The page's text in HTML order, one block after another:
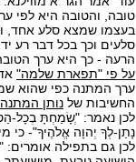
טובה, והטובה היא לפי
בעצמו שמצא סלע אחד,
סלעים וכך בכל דבר רע
הרעה - כך היא ערך
על פי "תפארת שלמה"
ערך המתנה כפי שהוא
החשיבות של נותן המתנה
לכן נאמר: "ְשָׂמַחְתָּ בְכָל-
נָתַן-לְךָ יְהוָה אֱלֹהֶיךָ"- כי
לכן גם בתפילה